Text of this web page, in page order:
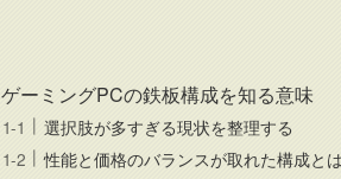
ゲーミングPCの鉄板構成を知る意味
選択肢が多すぎる現状を整理する
性能と価格のバランスが取れた構成と